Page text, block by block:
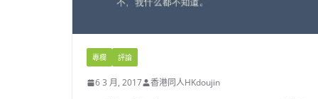
專欄 評論
6 3 月, 2017 香港同人HKdoujin